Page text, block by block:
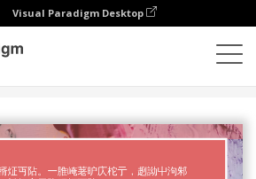
Visual Paradigm Desktop